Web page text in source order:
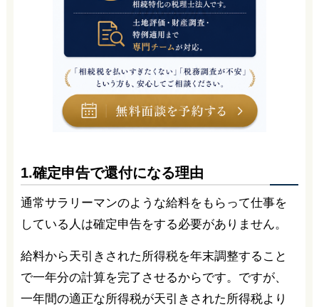
1.確定申告で還付になる理由
通常サラリーマンのような給料をもらって仕事を
している人は確定申告をする必要がありません。
給料から天引きされた所得税を年末調整すること
で一年分の計算を完了させるからです。ですが、
一年間の適正な所得税が天引きされた所得税より